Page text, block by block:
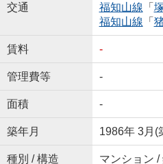
交通
福知山線 「
福知山線 「
賃料 -
管理費等 -
面積 -
築年月 1986年 3月(
種別 / 構造 マンション /